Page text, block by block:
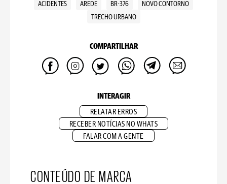
ACIDENTES AREDE BR-376
NOVO CONTORNO
TRECHO URBANO
COMPARTILHAR
INTERAGIR
RELATAR ERROS
RECEBER NOTÍCIAS NO WHATS
FALAR COM A GENTE
CONTEÚDO DE MARCA